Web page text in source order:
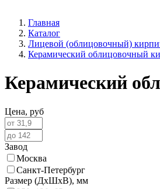
Главная
Каталог
Лицевой (облицовочный)
Керамический облицовочный
Керамический
Цена, руб
Завод
Москва
Санкт-Петербург
Размер (ДхШхВ), мм